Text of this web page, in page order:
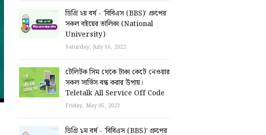
ডিগ্রি ২য় বর্ষ - 'বিবিএস (BBS)' গ্রুপের
সকল বইয়ের তালিকা (National
University)
Saturday, July 16, 2022
টেলিটক সিম থেকে টাকা কেটে নেওয়ার
সকল সার্ভিস বন্ধ করার উপায়।
Teletalk All Service Off Code
Friday, May 05, 2023
ডিগ্রি ১ম বর্ষ - 'বিবিএস (BBS)' গ্রুপের